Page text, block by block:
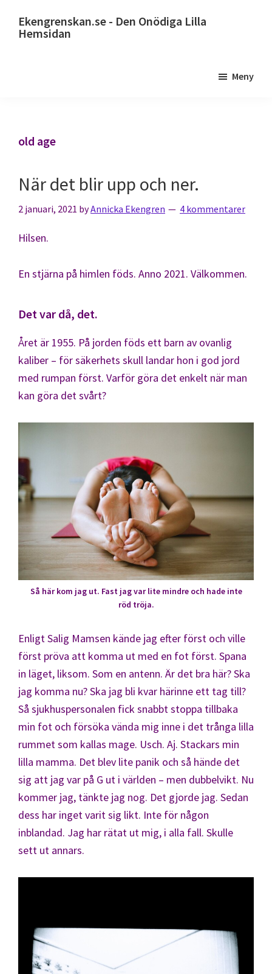
Ekengrenskan.se - Den Onödiga Lilla
Hemsidan
Meny
old age
När det blir upp och ner.
2 januari, 2021 byAnnicka Ekengren 4 kommentarer
Hilsen.
En stjärna på himlen föds. Anno 2021. Välkommen.
Det var då, det.
Året är 1955. På jorden föds ett barn av ovanlig
kaliber – för säkerhets skull landar hon i god jord
med rumpan först. Varför göra det enkelt när man
kan göra det svårt?
Så här kom jag ut. Fast jag var lite mindre och hade inte
röd tröja.
Enligt Salig Mamsen kände jag efter först och ville
först pröva att komma ut med en fot först. Spana
in läget, liksom. Som en antenn. Är det bra här? Ska
jag komma nu? Ska jag bli kvar härinne ett tag till?
Så sjukhuspersonalen fick snabbt stoppa tillbaka
min fot och försöka vända mig inne i det trånga lilla
rummet som kallas mage. Usch. Aj. Stackars min
lilla mamma. Det blev lite panik och så hände det
sig att jag var på G ut i världen – men dubbelvikt. Nu
kommer jag, tänkte jag nog. Det gjorde jag. Sedan
dess har inget varit sig likt. Inte för någon
inblandad. Jag har rätat ut mig, i alla fall. Skulle
sett ut annars.